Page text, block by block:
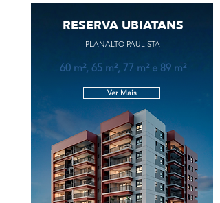
RESERVA UBIATANS
PLANALTO PAULISTA
60 m², 65 m², 77 m² e 89 m²
Ver Mais